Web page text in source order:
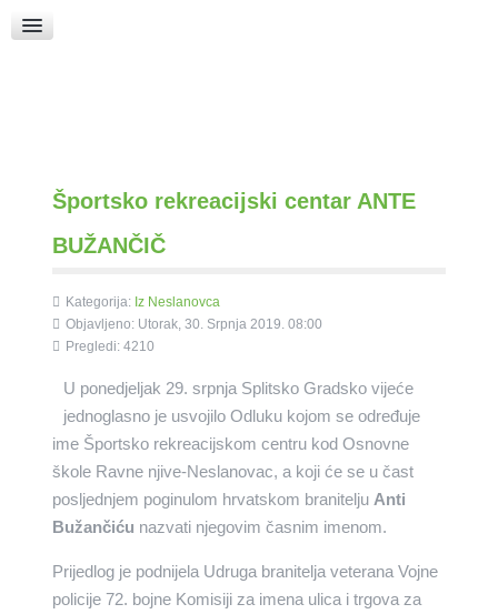
Športsko rekreacijski centar ANTE
BUŽANČIČ
Kategorija: Iz Neslanovca
Objavljeno: Utorak, 30. Srpnja 2019. 08:00
Pregledi: 4210
U ponedjeljak 29. srpnja Splitsko Gradsko vijeće
jednoglasno je usvojilo Odluku kojom se određuje
ime Športsko rekreacijskom centru kod Osnovne
škole Ravne njive-Neslanovac, a koji će se u čast
posljednjem poginulom hrvatskom branitelju Anti
Bužančiću nazvati njegovim časnim imenom.
Prijedlog je podnijela Udruga branitelja veterana Vojne
policije 72. bojne Komisiji za imena ulica i trgova za